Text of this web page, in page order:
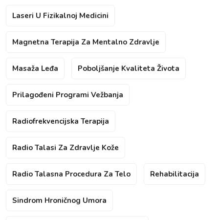
Laseri U Fizikalnoj Medicini
Magnetna Terapija Za Mentalno Zdravlje
Masaža Leđa Poboljšanje Kvaliteta Života
Prilagođeni Programi Vežbanja
Radiofrekvencijska Terapija
Radio Talasi Za Zdravlje Kože
Radio Talasna Procedura Za Telo Rehabilitacija
Sindrom Hroničnog Umora